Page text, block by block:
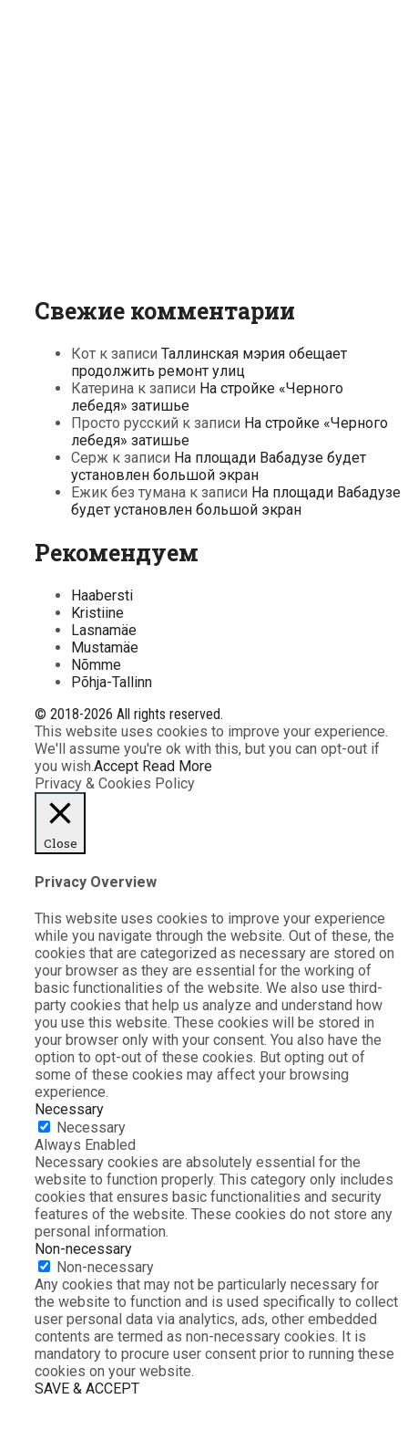
Свежие комментарии
Кот к записи Таллинская мэрия обещает
продолжить ремонт улиц
Катерина к записи На стройке «Черного
лебедя» затишье
Просто русский к записи На стройке «Черного
лебедя» затишье
Серж к записи На площади Вабадузе будет
установлен большой экран
Ежик без тумана к записи На площади Вабадузе
будет установлен большой экран
Рекомендуем
Haabersti
Kristiine
Lasnamäe
Mustamäe
Nõmme
Põhja-Tallinn
© 2018-2026 All rights reserved.
This website uses cookies to improve your experience.
We'll assume you're ok with this, but you can opt-out if
you wish.Accept Read More
Privacy & Cookies Policy
Close
Privacy Overview
This website uses cookies to improve your experience
while you navigate through the website. Out of these, the
cookies that are categorized as necessary are stored on
your browser as they are essential for the working of
basic functionalities of the website. We also use third-
party cookies that help us analyze and understand how
you use this website. These cookies will be stored in
your browser only with your consent. You also have the
option to opt-out of these cookies. But opting out of
some of these cookies may affect your browsing
experience.
Necessary
Necessary
Always Enabled
Necessary cookies are absolutely essential for the
website to function properly. This category only includes
cookies that ensures basic functionalities and security
features of the website. These cookies do not store any
personal information.
Non-necessary
Non-necessary
Any cookies that may not be particularly necessary for
the website to function and is used specifically to collect
user personal data via analytics, ads, other embedded
contents are termed as non-necessary cookies. It is
mandatory to procure user consent prior to running these
cookies on your website.
SAVE & ACCEPT